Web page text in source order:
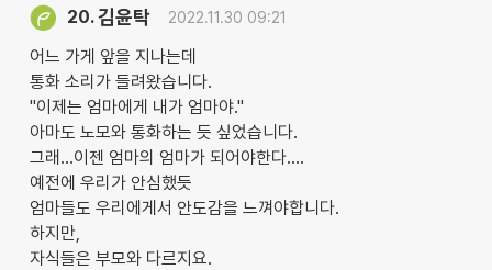
20.김윤탁 2022.11.30 09:21
어느 가게 앞을 지나는데
통화 소리가 들려왔습니다.
"이제는 엄마에게 내가 엄마야."
아마도 노모와 통화하는 듯 싶었습니다.
그래...이젠 엄마의 엄마가 되어야한다....
예전에 우리가 안심했듯
엄마들도 우리에게서 안도감을 느껴야합니다.
하지만,
자식들은 부모와 다르지요.